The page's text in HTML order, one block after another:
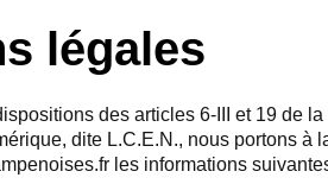
légales
des articles 6-III et 19 de
dite L.C.E.N., nous portons
les informations